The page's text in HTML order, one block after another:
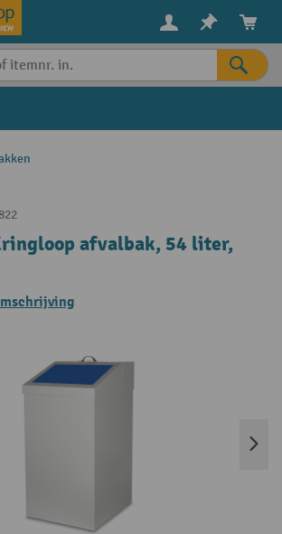
afvalbak, 54 liter,